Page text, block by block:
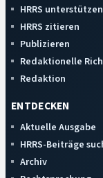
HRRS unterstützen
HRRS zitieren
Publizieren
Redaktionelle
Redaktion
ENTDECKEN
Aktuelle Ausgabe
HRRS-Beiträge
Archiv